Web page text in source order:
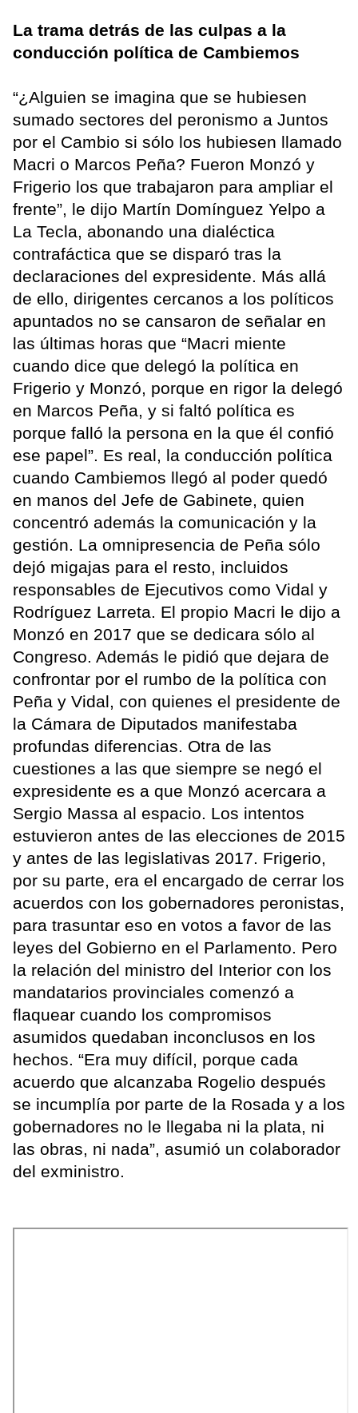
La trama detrás de las culpas a la
conducción política de Cambiemos
“¿Alguien se imagina que se hubiesen
sumado sectores del peronismo a Juntos
por el Cambio si sólo los hubiesen llamado
Macri o Marcos Peña? Fueron Monzó y
Frigerio los que trabajaron para ampliar el
frente”, le dijo Martín Domínguez Yelpo a
La Tecla, abonando una dialéctica
contrafáctica que se disparó tras la
declaraciones del expresidente. Más allá
de ello, dirigentes cercanos a los políticos
apuntados no se cansaron de señalar en
las últimas horas que “Macri miente
cuando dice que delegó la política en
Frigerio y Monzó, porque en rigor la delegó
en Marcos Peña, y si faltó política es
porque falló la persona en la que él confió
ese papel”. Es real, la conducción política
cuando Cambiemos llegó al poder quedó
en manos del Jefe de Gabinete, quien
concentró además la comunicación y la
gestión. La omnipresencia de Peña sólo
dejó migajas para el resto, incluidos
responsables de Ejecutivos como Vidal y
Rodríguez Larreta. El propio Macri le dijo a
Monzó en 2017 que se dedicara sólo al
Congreso. Además le pidió que dejara de
confrontar por el rumbo de la política con
Peña y Vidal, con quienes el presidente de
la Cámara de Diputados manifestaba
profundas diferencias. Otra de las
cuestiones a las que siempre se negó el
expresidente es a que Monzó acercara a
Sergio Massa al espacio. Los intentos
estuvieron antes de las elecciones de 2015
y antes de las legislativas 2017. Frigerio,
por su parte, era el encargado de cerrar los
acuerdos con los gobernadores peronistas,
para trasuntar eso en votos a favor de las
leyes del Gobierno en el Parlamento. Pero
la relación del ministro del Interior con los
mandatarios provinciales comenzó a
flaquear cuando los compromisos
asumidos quedaban inconclusos en los
hechos. “Era muy difícil, porque cada
acuerdo que alcanzaba Rogelio después
se incumplía por parte de la Rosada y a los
gobernadores no le llegaba ni la plata, ni
las obras, ni nada”, asumió un colaborador
del exministro.